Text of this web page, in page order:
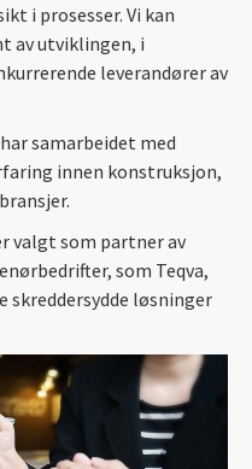
i prosesser. Vi kan
av utviklingen, i
leverandører av
samarbeidet med
innen konstruksjon,
valgt som partner av
som Teqva,
skreddersydde løsninger